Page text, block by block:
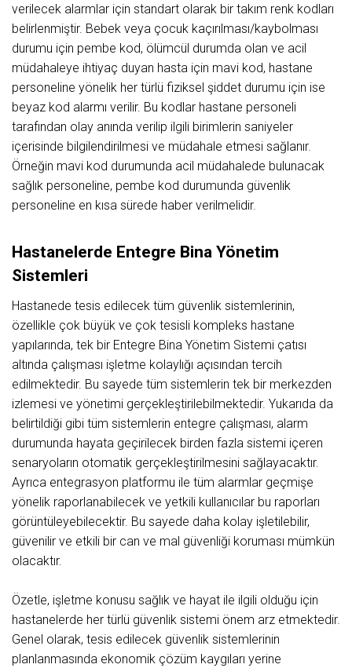
verilecek alarmlar için standart olarak bir takım renk kodları
belirlenmiştir. Bebek veya çocuk kaçırılması/kaybolması
durumu için pembe kod, ölümcül durumda olan ve acil
müdahaleye ihtiyaç duyan hasta için mavi kod, hastane
personeline yönelik her türlü fiziksel şiddet durumu için ise
beyaz kod alarmı verilir. Bu kodlar hastane personeli
tarafından olay anında verilip ilgili birimlerin saniyeler
içerisinde bilgilendirilmesi ve müdahale etmesi sağlanır.
Örneğin mavi kod durumunda acil müdahalede bulunacak
sağlık personeline, pembe kod durumunda güvenlik
personeline en kısa sürede haber verilmelidir.
Hastanelerde Entegre Bina Yönetim
Sistemleri
Hastanede tesis edilecek tüm güvenlik sistemlerinin,
özellikle çok büyük ve çok tesisli kompleks hastane
yapılarında, tek bir Entegre Bina Yönetim Sistemi çatısı
altında çalışması işletme kolaylığı açısından tercih
edilmektedir. Bu sayede tüm sistemlerin tek bir merkezden
izlemesi ve yönetimi gerçekleştirilebilmektedir. Yukarıda da
belirtildiği gibi tüm sistemlerin entegre çalışması, alarm
durumunda hayata geçirilecek birden fazla sistemi içeren
senaryoların otomatik gerçekleştirilmesini sağlayacaktır.
Ayrıca entegrasyon platformu ile tüm alarmlar geçmişe
yönelik raporlanabilecek ve yetkili kullanıcılar bu raporları
görüntüleyebilecektir. Bu sayede daha kolay işletilebilir,
güvenilir ve etkili bir can ve mal güvenliği koruması mümkün
olacaktır.
Özetle, işletme konusu sağlık ve hayat ile ilgili olduğu için
hastanelerde her türlü güvenlik sistemi önem arz etmektedir.
Genel olarak, tesis edilecek güvenlik sistemlerinin
planlanmasında ekonomik çözüm kaygıları yerine